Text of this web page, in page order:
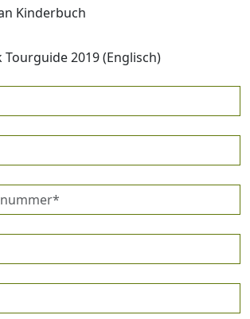
Kinderbuch
Tourguide 2019 (Englisch)